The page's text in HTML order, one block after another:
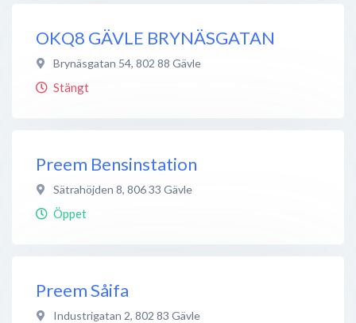
OKQ8 GÄVLE BRYNÄSGATAN
Brynäsgatan 54, 802 88 Gävle
Stängt
Preem Bensinstation
Sätrahöjden 8, 806 33 Gävle
Öppet
Preem Såifa
Industrigatan 2, 802 83 Gävle